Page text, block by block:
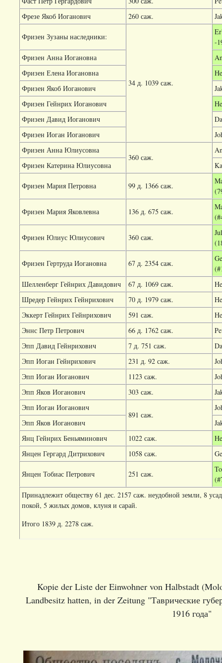
Фрезе Якоб Иоганович
260 саж.
Фризен Зузаны наследники:
34 д. 1039 саж.
-
Фризен Анна Иогановна
Фризен Елена Иогановна
Фризен Якоб Иоганович
Фризен Гейнрих Иоганович
Фризен Давид Иоганович
Фризен Иоган Иоганович
Фризен Анна Юлиусовна
360 саж.
Фризен Катерина Юлиусовна
Фризен Мария Петровна 99 д. 1366 саж.
Фризен Мария Яковлевна 136 д. 675 саж.
Фризен Юлиус Юлиусович 360 саж.
Фризен Гертруда Иогановна 67 д. 2354 саж.
Шелленберг Гейнрих Давидович
67 д. 1069 саж.
Шредер Гейнрих Гейнрихович
70 д. 1979 саж.
Эккерт Гейнрих Гейнрихович
591 саж.
Эннс Петр Петрович
66 д. 1762 саж.
Эпп Давид Гейнрихович
7 д. 751 саж.
Эпп Иоган Гейнрихович
231 д. 92 саж.
Эпп Иоган Иоганович
1123 саж.
Эпп Яков Иоганович
303 саж.
Эпп Иоган Иоганович
891 саж.
Эпп Яков Иоганович
Янц Гейнрих Беньяминович
1022 саж.
Янцен Гергард Дитрихович
1058 саж.
Янцен Тобиас Петрович 251 саж.
Принадлежит обществу 61 дес. 2157 саж. неудобной земли, 8
покой, 5 жилых домов, клуня и сарай.
Итого 1839 д. 2278 саж.
Kopie der Liste der Einwohner von Halbstadt
Landbesitz hatten, in der Zeitung "Таврические
1916 года"